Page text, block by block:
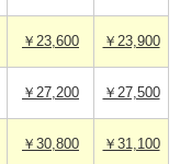
￥23,600 ￥23,900
￥27,200 ￥27,500
￥30,800 ￥31,100